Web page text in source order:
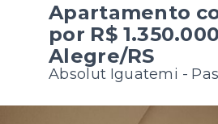
Apartamento
por R$
Alegre/RS
Absolut Iguatemi -